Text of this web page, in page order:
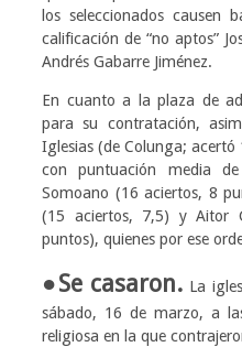
los seleccionados causen
calificación de “no aptos”
Andrés Gabarre Jiménez.
En cuanto a la plaza de
para su contratación,
Iglesias (de Colunga;
con puntuación media
Somoano (16 aciertos, 8
(15 aciertos, 7,5) y Aitor
puntos), quienes por ese
●Se casaron. La
sábado, 16 de marzo, a
religiosa en la que